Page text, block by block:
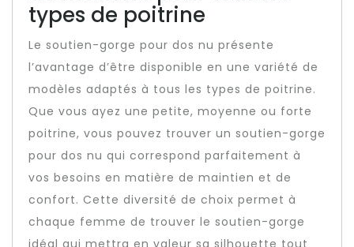
types de poitrine
Le soutien-gorge pour dos nu présente
l’avantage d’être disponible en une variété de
modèles adaptés à tous les types de poitrine.
Que vous ayez une petite, moyenne ou forte
poitrine, vous pouvez trouver un soutien-gorge
pour dos nu qui correspond parfaitement à
vos besoins en matière de maintien et de
confort. Cette diversité de choix permet à
chaque femme de trouver le soutien-gorge
idéal qui mettra en valeur sa silhouette tout